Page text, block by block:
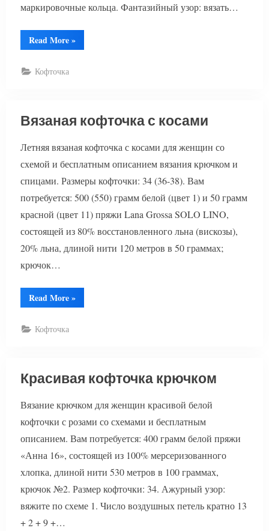
маркировочные кольца. Фантазийный узор: вязать…
Read More“Летняя
кофточка
»
Кофточка
Вязаная кофточка с косами
Летняя вязаная кофточка с косами для женщин со
схемой и бесплатным описанием вязания крючком и
спицами. Размеры кофточки: 34 (36-38). Вам
потребуется: 500 (550) грамм белой (цвет 1) и 50 грамм
красной (цвет 11) пряжи Lana Grossa SOLO LINO,
состоящей из 80% восстановленного льна (вискозы),
20% льна, длиной нити 120 метров в 50 граммах;
крючок…
Read More“Вязаная
кофточка
»
Кофточка
Красивая кофточка крючком
Вязание крючком для женщин красивой белой
кофточки с розами со схемами и бесплатным
описанием. Вам потребуется: 400 грамм белой пряжи
«Анна 16», состоящей из 100% мерсеризованного
хлопка, длиной нити 530 метров в 100 граммах,
крючок №2. Размер кофточки: 34. Ажурный узор:
вяжите по схеме 1. Число воздушных петель кратно 13
+ 2 + 9 +…